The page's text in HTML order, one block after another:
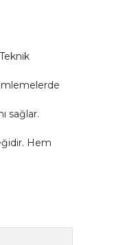
sağlar.
Hem